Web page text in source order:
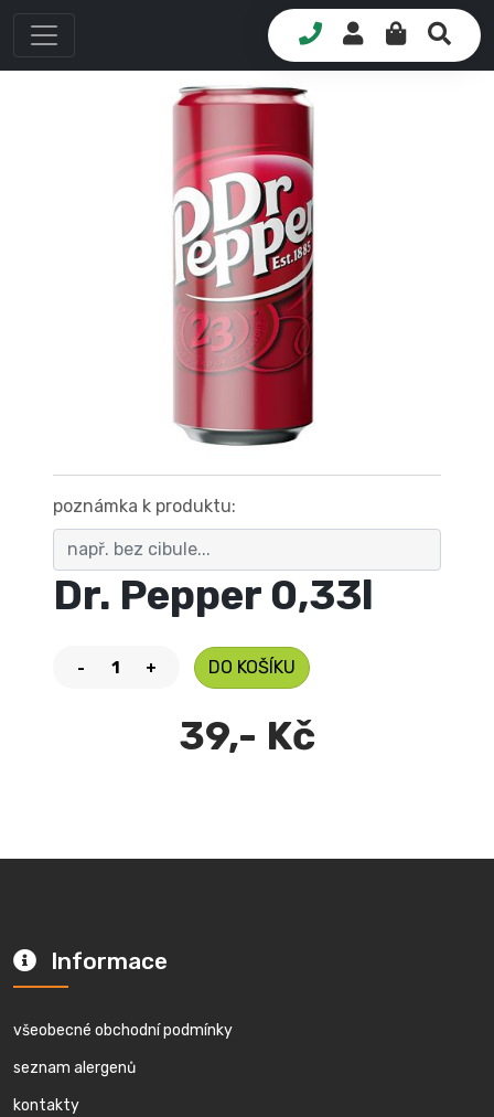
poznámka k produktu:
Dr. Pepper 0,33l
- + DO KOŠÍKU
39,- Kč
Informace
všeobecné obchodní podmínky
seznam alergenů
kontakty